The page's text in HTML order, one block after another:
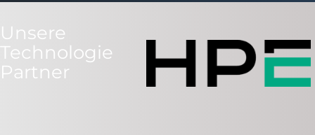
Unsere
Technologie
Partner